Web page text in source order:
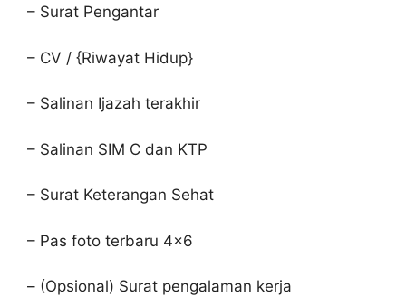
– Surat Pengantar
– CV / {Riwayat Hidup}
– Salinan Ijazah terakhir
– Salinan SIM C dan KTP
– Surat Keterangan Sehat
– Pas foto terbaru 4×6
– (Opsional) Surat pengalaman kerja